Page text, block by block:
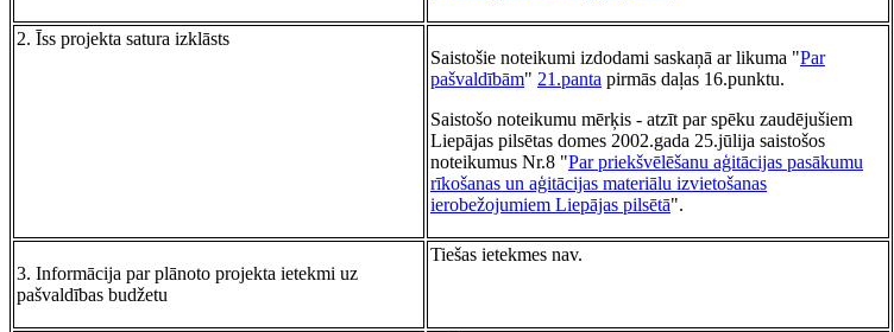
2. Īss projekta satura izklāsts
Saistošie noteikumi izdodami saskaņā ar likuma "Par
pašvaldībām" 21.panta pirmās daļas 16.punktu.
Saistošo noteikumu mērķis - atzīt par spēku zaudējušiem
Liepājas pilsētas domes 2002.gada 25.jūlija saistošos
noteikumus Nr.8 "Par priekšvēlēšanu aģitācijas pasākumu
rīkošanas un aģitācijas materiālu izvietošanas
ierobežojumiem Liepājas pilsētā".
3. Informācija par plānoto projekta ietekmi uz
pašvaldības budžetu
Tiešas ietekmes nav.